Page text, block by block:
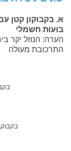
א. בקבוקון קטן
בועות חשמלי
הערה: הנוזל יקר
התרכובת מעולה
בקבוק